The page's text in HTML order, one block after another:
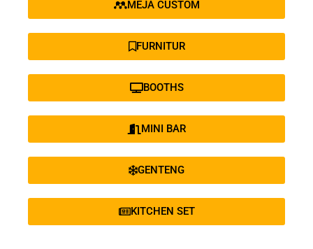
MEJA CUSTOM
FURNITUR
BOOTHS
MINI BAR
GENTENG
KITCHEN SET